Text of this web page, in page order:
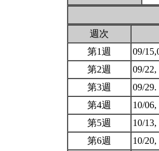
週次
第1週
09/
第2週
09/22,
第3週
09/29.
第4週
10/06,
第5週
10/13,
第6週
10/20,